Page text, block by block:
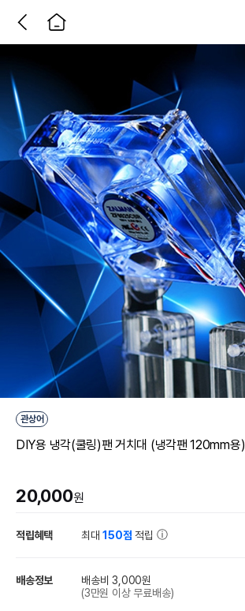
관상어
DIY용 냉각(쿨링)팬 거치대 (냉각팬 120mm용)
20,000원
적립혜택 최대150점 적립
배송정보
배송비 3,000원
(3만원 이상 무료배송)